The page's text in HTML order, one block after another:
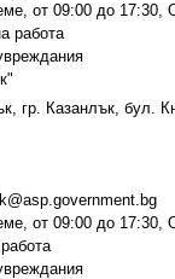
от 09:00 до
работа
гр. Казанлък, бул.
от 09:00 до